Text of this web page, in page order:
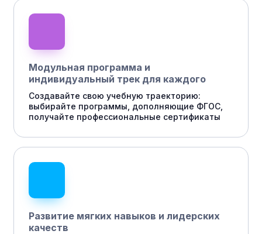
Модульная программа и
индивидуальный трек для каждого
Создавайте свою учебную траекторию:
выбирайте программы, дополняющие ФГОС,
получайте профессиональные сертификаты
Развитие мягких навыков и лидерских
качеств